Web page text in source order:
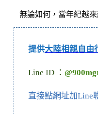
無論如何，當年紀越
提供大陸相親自由
Line ID ：
直接點網址加Line